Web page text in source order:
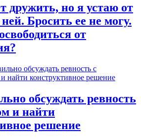
дружить, но я устаю от
Бросить ее не могу.
от
обсуждать ревность
и найти
решение